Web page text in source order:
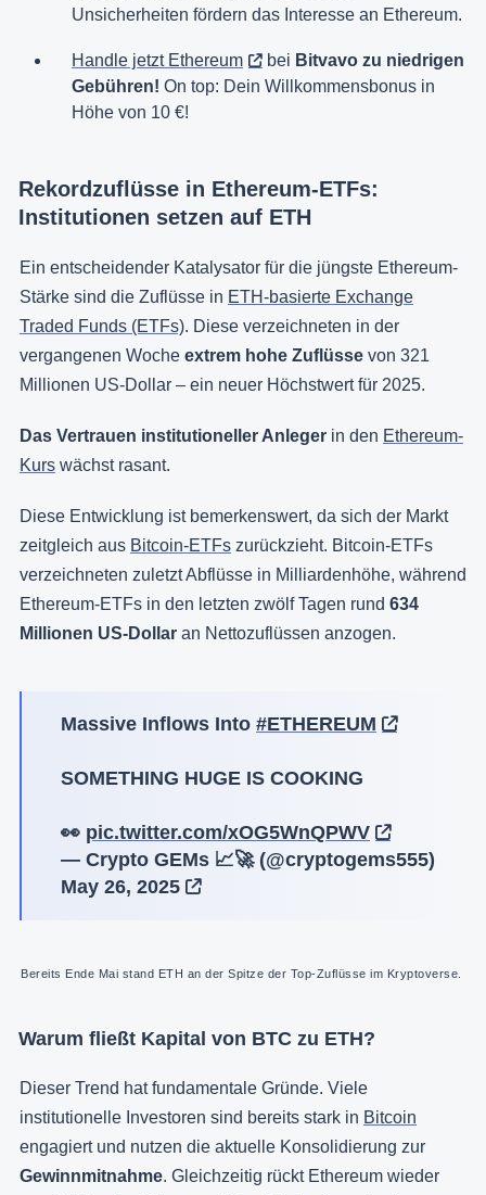
Unsicherheiten fördern das Interesse an Ethereum.
Handle jetzt Ethereum bei Bitvavo zu niedrigen
Gebühren! On top: Dein Willkommensbonus in
Höhe von 10 €!
Rekordzuflüsse in Ethereum-ETFs:
Institutionen setzen auf ETH
Ein entscheidender Katalysator für die jüngste Ethereum-
Stärke sind die Zuflüsse in ETH-basierte Exchange
Traded Funds (ETFs). Diese verzeichneten in der
vergangenen Woche extrem hohe Zuflüsse von 321
Millionen US-Dollar – ein neuer Höchstwert für 2025.
Das Vertrauen institutioneller Anleger in den Ethereum-
Kurs wächst rasant.
Diese Entwicklung ist bemerkenswert, da sich der Markt
zeitgleich aus Bitcoin-ETFs zurückzieht. Bitcoin-ETFs
verzeichneten zuletzt Abflüsse in Milliardenhöhe, während
Ethereum-ETFs in den letzten zwölf Tagen rund 634
Millionen US-Dollar an Nettozuflüssen anzogen.
Massive Inflows Into #ETHEREUM
SOMETHING HUGE IS COOKING
👀 pic.twitter.com/xOG5WnQPWV
— Crypto GEMs 📈🚀 (@cryptogems555)
May 26, 2025
Bereits Ende Mai stand ETH an der Spitze der Top-Zuflüsse im Kryptoverse.
Warum fließt Kapital von BTC zu ETH?
Dieser Trend hat fundamentale Gründe. Viele
institutionelle Investoren sind bereits stark in Bitcoin
engagiert und nutzen die aktuelle Konsolidierung zur
Gewinnmitnahme. Gleichzeitig rückt Ethereum wieder